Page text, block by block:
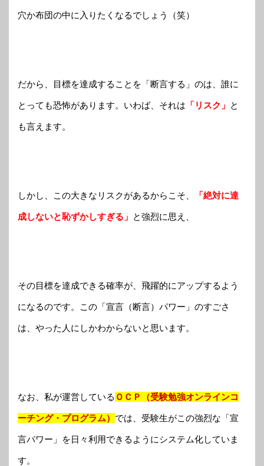
穴か布団の中に入りたくなるでしょう（笑）
だから、目標を達成することを「断言する」のは、誰に
とっても恐怖があります。いわば、それは 「リスク」 と
も言えます。
しかし、この大きなリスクがあるからこそ、 「絶対に達
成しないと恥ずかしすぎる」 と強烈に思え、
その目標を達成できる確率が、飛躍的にアップするよう
になるのです。この「宣言（断言）パワー」のすごさ
は、やった人にしかわからないと思います。
なお、私が運営している ＯＣＰ（受験勉強オンラインコ
ーチング・プログラム） では、受験生がこの強烈な「宣
言パワー」を日々利用できるようにシステム化していま
す。